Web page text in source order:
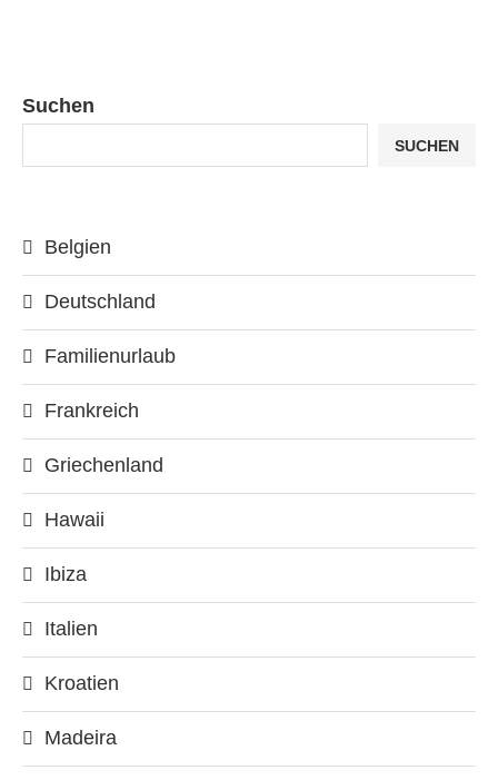
Suchen
SUCHEN
Belgien
Deutschland
Familienurlaub
Frankreich
Griechenland
Hawaii
Ibiza
Italien
Kroatien
Madeira